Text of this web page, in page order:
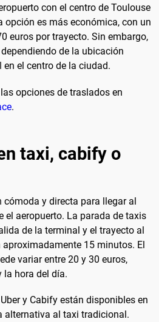
con el centro de Toulouse
opción es más económica, con un
euros por trayecto. Sin embargo,
de la ubicación
el centro de la ciudad.
opciones de traslados en
.
taxi, cabify o
y directa para llegar al
el aeropuerto. La parada de taxis
de la terminal y el trayecto al
15 minutos. El
variar entre 20 y 30 euros,
la hora del día.
y Cabify están disponibles en
alternativa al taxi tradicional.